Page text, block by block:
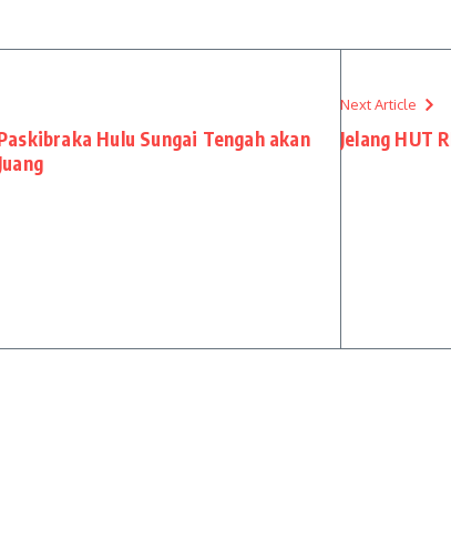
Hulu Sungai Tengah akan
Next Article
Jelang HUT